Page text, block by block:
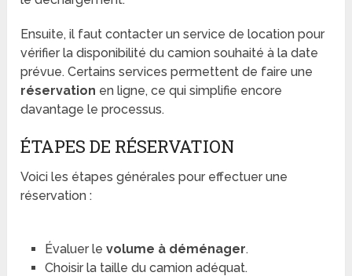
Ensuite, il faut contacter un service de location pour
vérifier la disponibilité du camion souhaité à la date
prévue. Certains services permettent de faire une
réservation en ligne, ce qui simplifie encore
davantage le processus.
ÉTAPES DE RÉSERVATION
Voici les étapes générales pour effectuer une
réservation :
Évaluer le volume à déménager.
Choisir la taille du camion adéquat.